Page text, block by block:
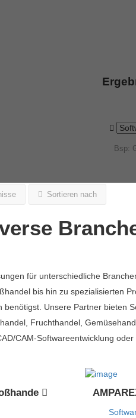
Sortieren nach
für unterschiedliche
bis hin zu spezialisierten
Unsere Partner bieten
Fruchthandel,
CAM-Softwareentwicklung